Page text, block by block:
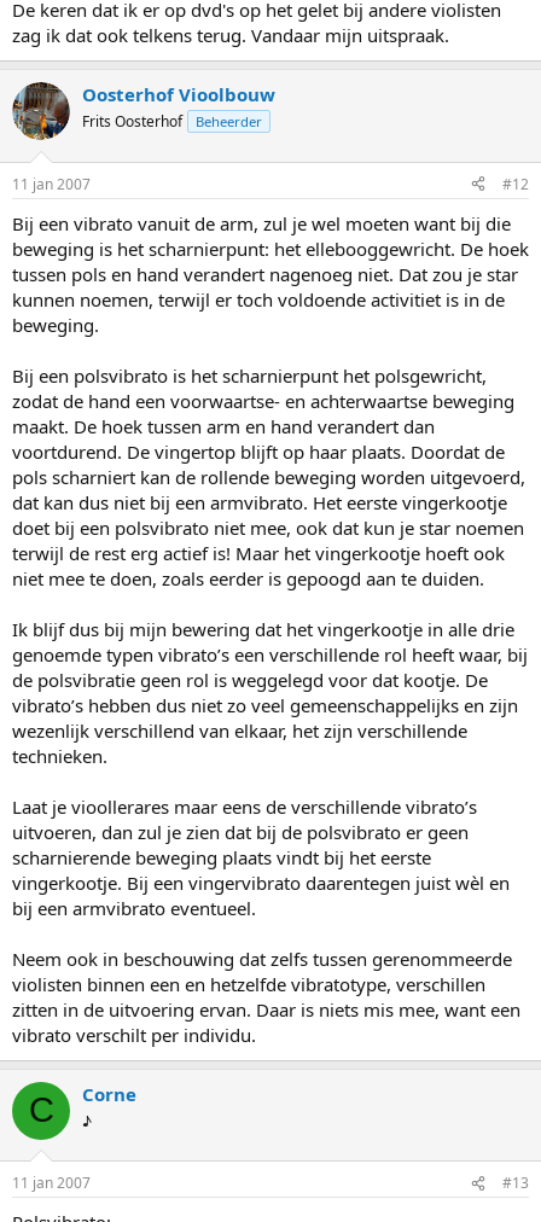
De keren dat ik er op dvd's op het gelet bij andere violisten
zag ik dat ook telkens terug. Vandaar mijn uitspraak.
Oosterhof Vioolbouw
Frits Oosterhof Beheerder
11 jan 2007 #12
Bij een vibrato vanuit de arm, zul je wel moeten want bij die
beweging is het scharnierpunt: het ellebooggewricht. De hoek
tussen pols en hand verandert nagenoeg niet. Dat zou je star
kunnen noemen, terwijl er toch voldoende activitiet is in de
beweging.
Bij een polsvibrato is het scharnierpunt het polsgewricht,
zodat de hand een voorwaartse- en achterwaartse beweging
maakt. De hoek tussen arm en hand verandert dan
voortdurend. De vingertop blijft op haar plaats. Doordat de
pols scharniert kan de rollende beweging worden uitgevoerd,
dat kan dus niet bij een armvibrato. Het eerste vingerkootje
doet bij een polsvibrato niet mee, ook dat kun je star noemen
terwijl de rest erg actief is! Maar het vingerkootje hoeft ook
niet mee te doen, zoals eerder is gepoogd aan te duiden.
Ik blijf dus bij mijn bewering dat het vingerkootje in alle drie
genoemde typen vibrato’s een verschillende rol heeft waar, bij
de polsvibratie geen rol is weggelegd voor dat kootje. De
vibrato’s hebben dus niet zo veel gemeenschappelijks en zijn
wezenlijk verschillend van elkaar, het zijn verschillende
technieken.
Laat je vioollerares maar eens de verschillende vibrato’s
uitvoeren, dan zul je zien dat bij de polsvibrato er geen
scharnierende beweging plaats vindt bij het eerste
vingerkootje. Bij een vingervibrato daarentegen juist wèl en
bij een armvibrato eventueel.
Neem ook in beschouwing dat zelfs tussen gerenommeerde
violisten binnen een en hetzelfde vibratotype, verschillen
zitten in de uitvoering ervan. Daar is niets mis mee, want een
vibrato verschilt per individu.
C Corne
♪
11 jan 2007 #13